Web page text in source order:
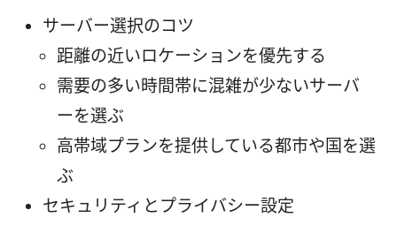
サーバー選択のコツ
距離の近いロケーションを優先する
需要の多い時間帯に混雑が少ないサーバ
ーを選ぶ
高帯域プランを提供している都市や国を選
ぶ
セキュリティとプライバシー設定